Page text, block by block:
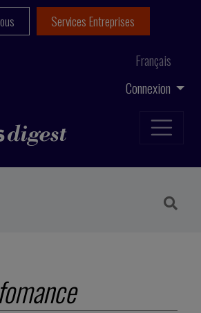
Connexion
Français
Services Entreprises